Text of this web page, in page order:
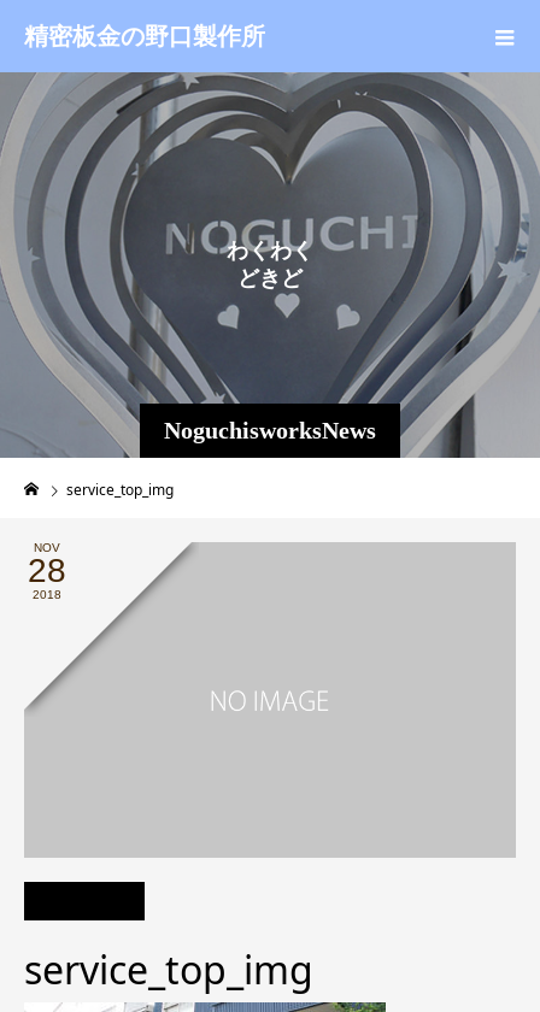
精密板金の野口製作所
NoguchisworksNews
わくわく
どきどき
service_top_img
NOV
28
2018
service_top_img